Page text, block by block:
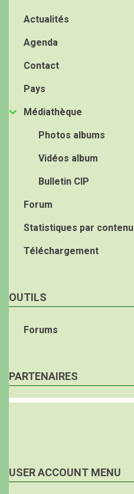
Actualités
Agenda
Contact
Pays
Médiathèque
Photos albums
Vidéos album
Bulletin CIP
Forum
Statistiques par contenu
Téléchargement
OUTILS
Forums
PARTENAIRES
USER ACCOUNT MENU